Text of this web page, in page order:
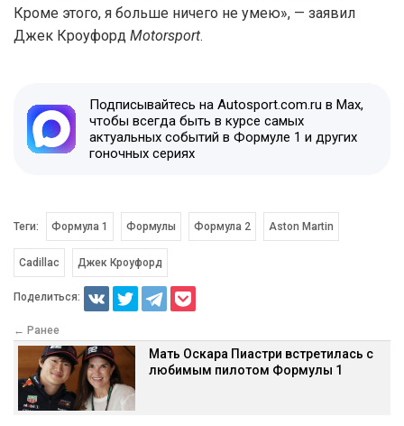
Кроме этого, я больше ничего не умею», — заявил
Джек Кроуфорд Motorsport.
Подписывайтесь на Autosport.com.ru в Max,
чтобы всегда быть в курсе самых
актуальных событий в Формуле 1 и других
гоночных сериях
Теги: Формула 1 Формулы Формула 2 Aston Martin
Cadillac Джек Кроуфорд
Поделиться:
← Ранее
Мать Оскара Пиастри встретилась с
любимым пилотом Формулы 1